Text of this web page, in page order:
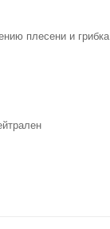
плесени и грибка